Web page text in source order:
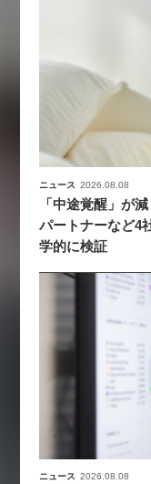
ニュース 2026.08.08
「中途覚醒」が
パートナーなど4
学的に検証
ニュース 2026.08.08